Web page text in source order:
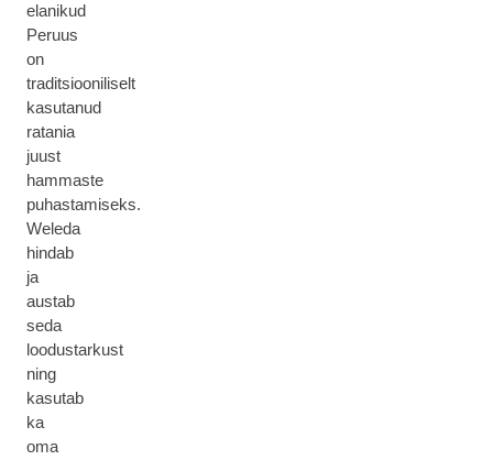
elanikud
Peruus
on
traditsiooniliselt
kasutanud
ratania
juust
hammaste
puhastamiseks.
Weleda
hindab
ja
austab
seda
loodustarkust
ning
kasutab
ka
oma